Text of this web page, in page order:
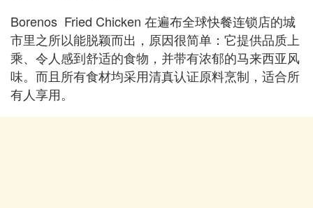
Borenos Fried Chicken 在遍布全球快餐连锁店的城
市里之所以能脱颖而出，原因很简单：它提供品质上
乘、令人感到舒适的食物，并带有浓郁的马来西亚风
味。而且所有食材均采用清真认证原料烹制，适合所
有人享用。